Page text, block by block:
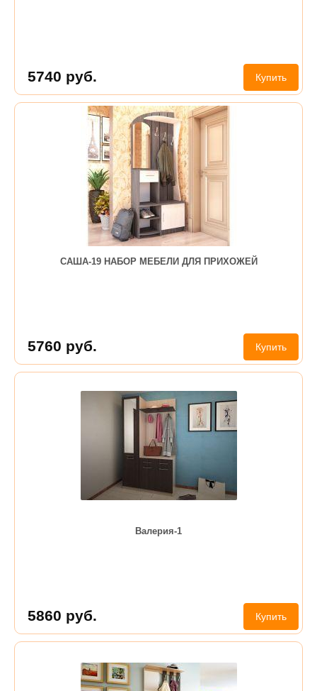
5740 руб. Купить
САША-19 НАБОР МЕБЕЛИ ДЛЯ ПРИХОЖЕЙ
5760 руб. Купить
Валерия-1
5860 руб. Купить